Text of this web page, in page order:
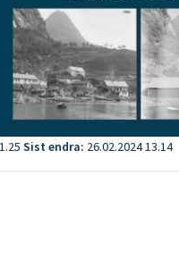
Sist endra 26.02.2024 13.14